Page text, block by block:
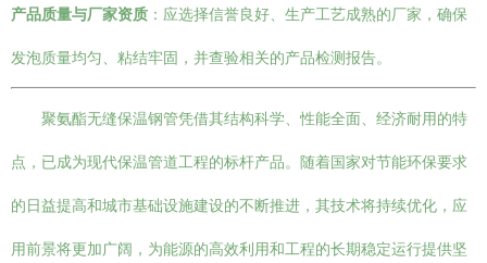
产品质量与厂家资质 ：应选择信誉良好、生产工艺成熟的厂家，确保
发泡质量均匀、粘结牢固，并查验相关的产品检测报告。
聚氨酯无缝保温钢管凭借其结构科学、性能全面、经济耐用的特
点，已成为现代保温管道工程的标杆产品。随着国家对节能环保要求
的日益提高和城市基础设施建设的不断推进，其技术将持续优化，应
用前景将更加广阔，为能源的高效利用和工程的长期稳定运行提供坚